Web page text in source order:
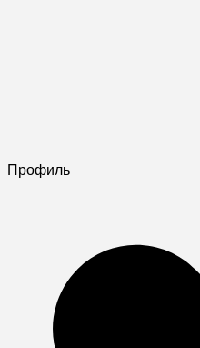
Профиль